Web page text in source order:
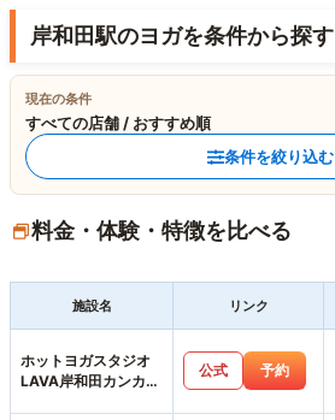
岸和田駅のヨガを条件から探す
現在の条件
すべての店舗 / おすすめ順
条件を絞り込む
料金・体験・特徴を比べる
施設名 リンク
ホットヨガスタジオ
LAVA岸和田カンカン
公式 予約